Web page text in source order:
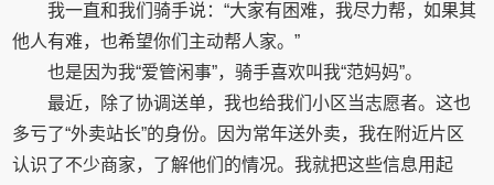
我一直和我们骑手说：“大家有困难，我尽力帮，如果其
他人有难，也希望你们主动帮人家。”
也是因为我“爱管闲事”，骑手喜欢叫我“范妈妈”。
最近，除了协调送单，我也给我们小区当志愿者。这也
多亏了“外卖站长”的身份。因为常年送外卖，我在附近片区
认识了不少商家，了解他们的情况。我就把这些信息用起